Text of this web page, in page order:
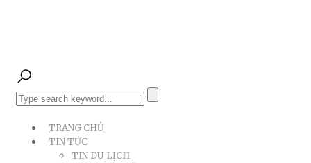
TRANG CHỦ
TIN TỨC
TIN DU LỊCH